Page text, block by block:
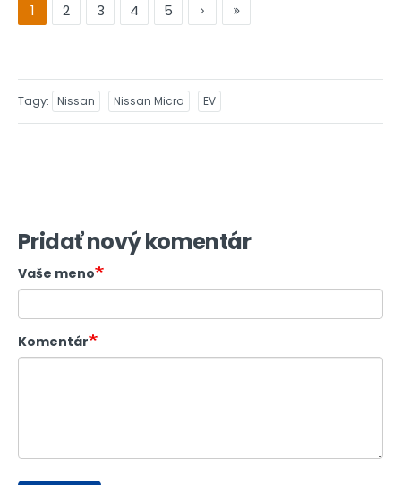
1 2 3 4 5
Tagy Nissan Nissan Micra EV
Pridať nový komentár
Vaše meno
Komentár